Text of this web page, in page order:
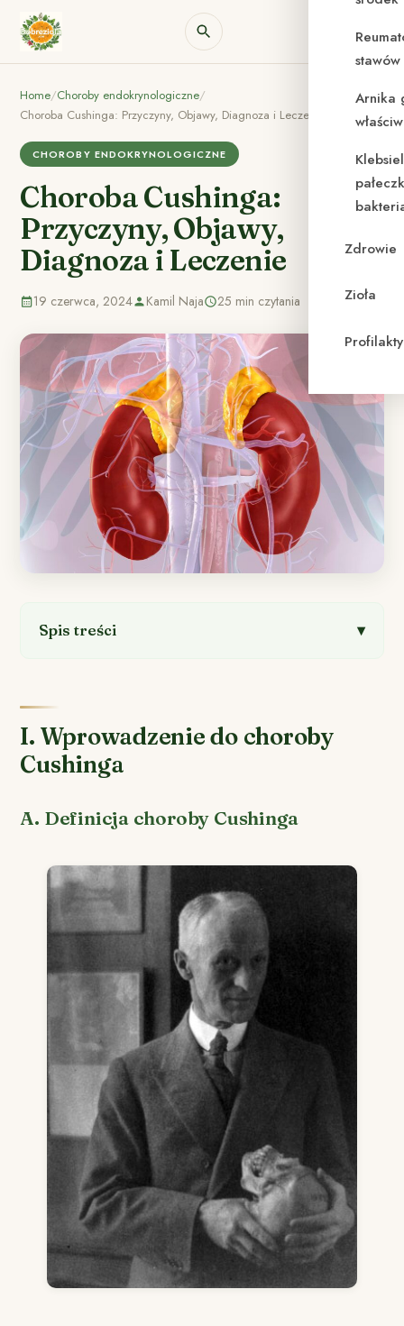
Arnika
Zdrowie
Zioła
Home/Choroby endokrynologiczne/
Choroba Cushinga: Przyczyny, Objawy, Diagnoza i Leczenie
CHOROBY ENDOKRYNOLOGICZNE
Choroba Cushinga:
Przyczyny, Objawy,
Diagnoza i Leczenie
19 czerwca, 2024 Kamil Naja 25 min czytania
Spis treści
I. Wprowadzenie do choroby
Cushinga
A. Definicja choroby Cushinga